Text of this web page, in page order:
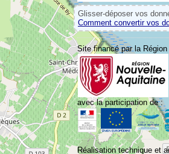
Glisser-déposer vos
Comment convertir vos
Site financé par la
avec la participation de :
Réalisation technique et